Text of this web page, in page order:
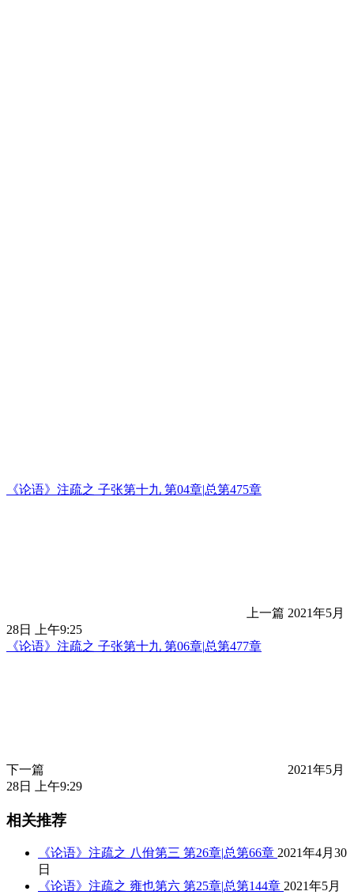
《论语》注疏之 子张第十九 第04章|总第475章
上一篇 2021年5月
28日 上午9:25
《论语》注疏之 子张第十九 第06章|总第477章
下一篇
2021年5月
28日 上午9:29
相关推荐
《论语》注疏之 八佾第三 第26章|总第66章 2021年4月30
日
《论语》注疏之 雍也第六 第25章|总第144章 2021年5月